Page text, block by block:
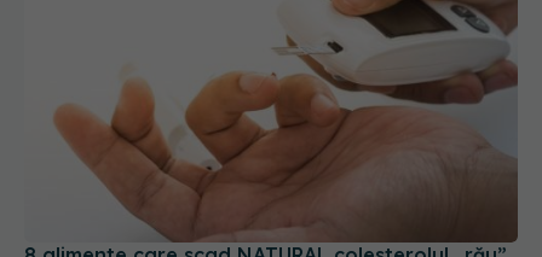
8 alimente care scad NATURAL colesterolul „rău”
19 aug 2021, 09:16